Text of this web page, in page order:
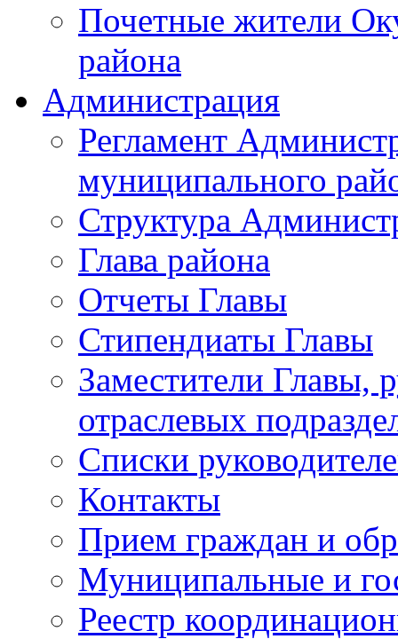
Почетные жители
района
Администрация
Регламент
муниципального
Структура
Глава района
Отчеты Главы
Стипендиаты Главы
Заместители Главы,
отраслевых
Списки
Контакты
Прием граждан и
Муниципальные и
Реестр